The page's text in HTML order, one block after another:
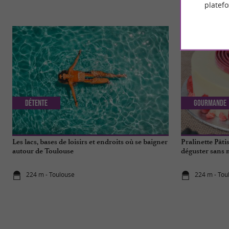
Les lacs, bases de loisirs et endroits où se baigner
autour de Toulouse
224 m - Toulouse
Détente
Pralinette
déguster sans
224 m -
Gourmande